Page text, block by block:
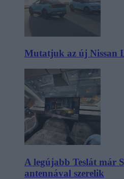
Mutatjuk az új Nissan
A legújabb Teslát már
antennával szerelik